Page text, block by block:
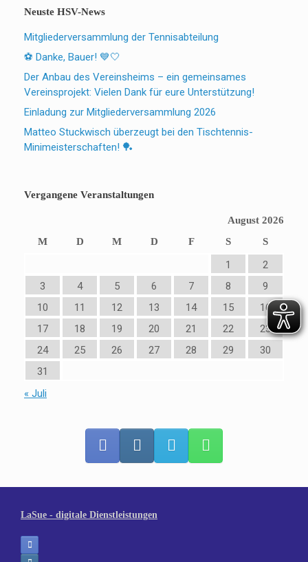
Neuste HSV-News
Mitgliederversammlung der Tennisabteilung
⚽ Danke, Bauer! 💙🤍
Der Anbau des Vereinsheims – ein gemeinsames
Vereinsprojekt: Vielen Dank für eure Unterstützung!
Einladung zur Mitgliederversammlung 2026
Matteo Stuckwisch überzeugt bei den Tischtennis-
Minimeisterschaften! 🏓
Vergangene Veranstaltungen
August 2026
M
D M D F S S
1
2
3
4 5 6 7 8
9
10
11 12 13 14 15
16
17
18 19 20 21 22
23
24
25 26 27 28 29
30
31
« Juli
LaSue - digitale Dienstleistungen